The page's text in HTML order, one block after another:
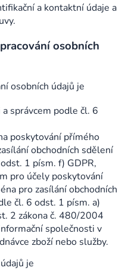
a kontaktní údaje a
osobních
osobních údajů je
správcem podle čl. 6
poskytování přímého
obchodních sdělení
1 písm. f) GDPR,
pro účely poskytování
pro zasílání obchodních
čl. 6 odst. 1 písm. a)
2 zákona č. 480/2004
společnosti v
zboží nebo služby.
je